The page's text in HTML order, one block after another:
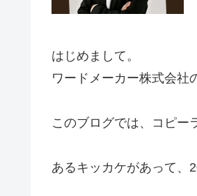
はじめまして。
ワードメーカー株式会社
このブログでは、コピー
あるキッカケがあって、